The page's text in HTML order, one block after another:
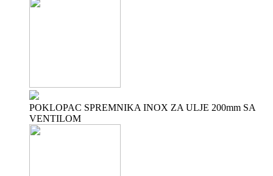
POKLOPAC SPREMNIKA INOX ZA ULJE 200mm SA
VENTILOM